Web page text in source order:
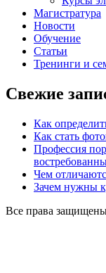
Магистратура
Новости
Обучение
Статьи
Тренинги и
Свежие
Как
Как стать
Профессия
Чем
Зачем нужны
Все права